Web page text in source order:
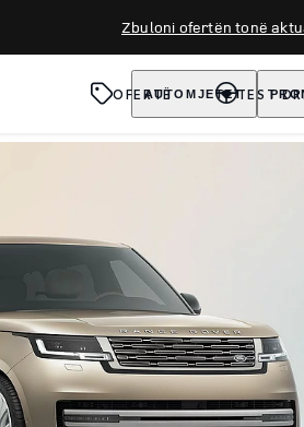
Zbuloni ofertën tonë
AUTOMJETET
OFERTË TEST